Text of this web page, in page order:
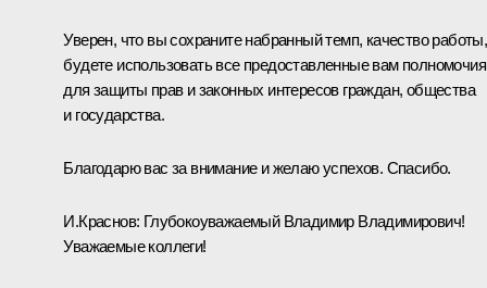
Уверен, что вы сохраните набранный темп, качество работы,
будете использовать все предоставленные вам полномочия
для защиты прав и законных интересов граждан, общества
и государства.
Благодарю вас за внимание и желаю успехов. Спасибо.
И.Краснов: Глубокоуважаемый Владимир Владимирович!
Уважаемые коллеги!